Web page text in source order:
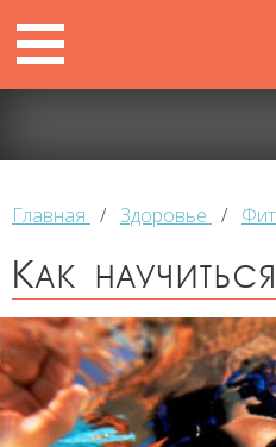
Главная / Здоровье /
Как